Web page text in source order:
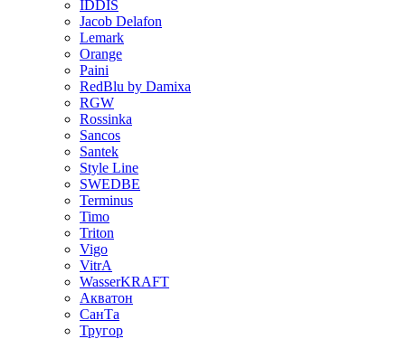
IDDIS
Jacob Delafon
Lemark
Orange
Paini
RedBlu by Damixa
RGW
Rossinka
Sancos
Santek
Style Line
SWEDBE
Terminus
Timo
Triton
Vigo
VitrA
WasserKRAFT
Акватон
СанТа
Тругор